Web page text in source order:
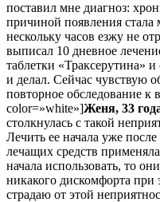
поставил мне диагноз:
причиной появления
нескольку часов езжу не
выписал 10 дневное
таблетки «Траксерутина»
и делал. Сейчас чувствую
повторное обследование к
color=»white»]Женя, 33
столкнулась с такой
Лечить ее начала уже
лечащих средств
начала использовать, то
никакого дискомфорта
страдаю от этой